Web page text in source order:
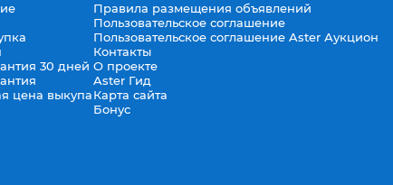
30 дней
цена выкупа
Правила размещения объявлений
Пользовательское соглашение
Пользовательское соглашение Aster Аукцион
Контакты
О проекте
Aster Гид
Карта сайта
Бонус